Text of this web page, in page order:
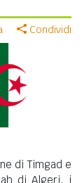
Condividi
di Timgad e
di Algeri, i